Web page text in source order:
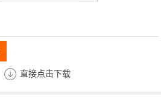
直接点击下载